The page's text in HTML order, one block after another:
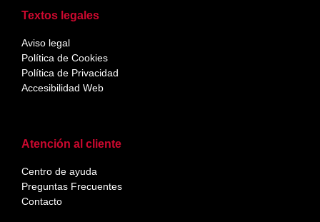
Atención al cliente
Centro de ayuda
Preguntas Frecuentes
Contacto
Textos legales
Aviso legal
Política de Cookies
Política de Privacidad
Accesibilidad Web